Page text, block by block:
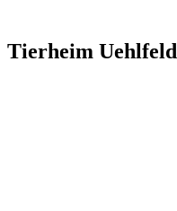
Tierheim Uehlfeld